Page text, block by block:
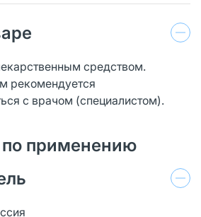
средством.
рекомендуется
с врачом (специалистом).
применению